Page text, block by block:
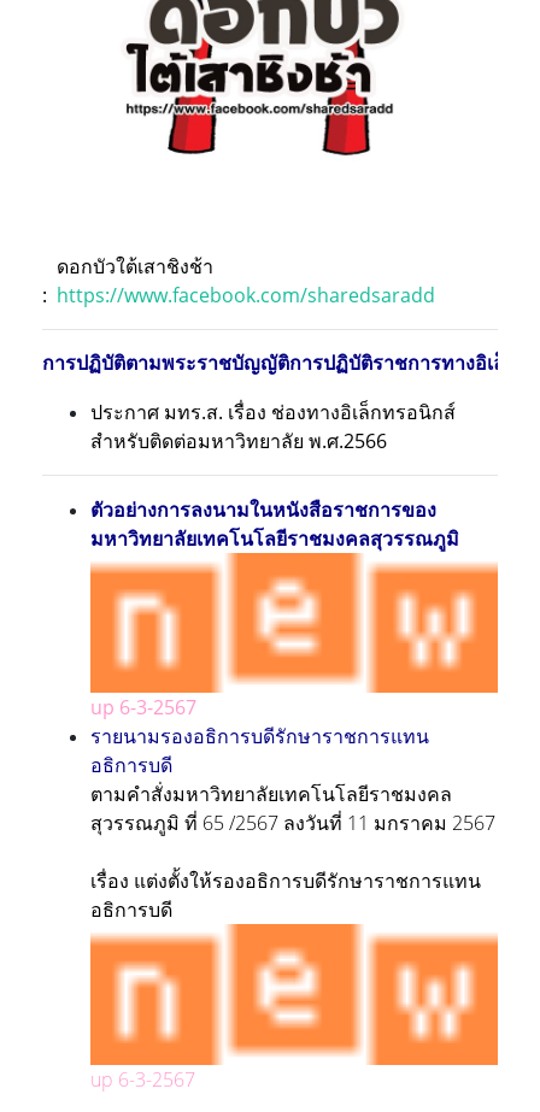
ดอกบัวใต้เสาชิงช้า
: https://www.facebook.com/sharedsaradd
การปฏิบัติตามพระราชบัญญัติการปฏิบัติราชการทางอิเล็
ประกาศ มทร.ส. เรื่อง ช่องทางอิเล็กทรอนิกส์
สำหรับติดต่อมหาวิทยาลัย พ.ศ.2566
ตัวอย่างการลงนามในหนังสือราชการของ
มหาวิทยาลัยเทคโนโลยีราชมงคลสุวรรณภูมิ
up 6-3-2567
รายนามรองอธิการบดีรักษาราชการแทน
อธิการบดี
ตามคำสั่งมหาวิทยาลัยเทคโนโลยีราชมงคล
สุวรรณภูมิ ที่ 65 /2567 ลงวันที่ 11 มกราคม 2567
เรื่อง แต่งตั้งให้รองอธิการบดีรักษาราชการแทน
อธิการบดี
up 6-3-2567